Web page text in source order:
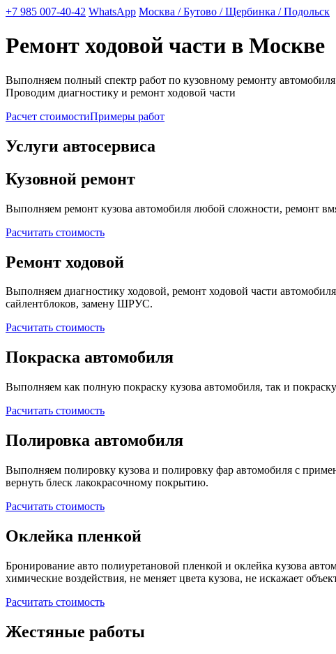
+7 985 007-40-42 WhatsApp Москва / Бутово / Щербинка / Подольск
Ремонт ходовой части в Москве
Выполняем полный спектр работ по кузовному ремонту автомобиля
Проводим диагностику и ремонт ходовой части
Расчет стоимостиПримеры работ
Услуги автосервиса
Кузовной ремонт
Выполняем ремонт кузова автомобиля любой сложности, ремонт
Расчитать стоимость
Ремонт ходовой
Выполняем диагностику ходовой, ремонт ходовой части
сайлентблоков, замену ШРУС.
Расчитать стоимость
Покраска автомобиля
Выполняем как полную покраску кузова автомобиля, так и
Расчитать стоимость
Полировка автомобиля
Выполняем полировку кузова и полировку фар автомобиля с
вернуть блеск лакокрасочному покрытию.
Расчитать стоимость
Оклейка пленкой
Бронирование авто полиуретановой пленкой и оклейка кузова
химические воздействия, не меняет цвета кузова, не искажает
Расчитать стоимость
Жестяные работы